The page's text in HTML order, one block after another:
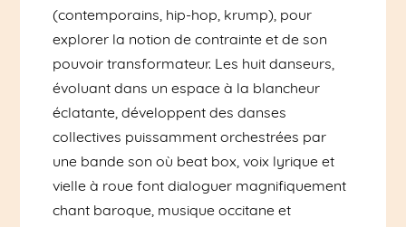
(contemporains, hip-hop, krump), pour
explorer la notion de contrainte et de son
pouvoir transformateur. Les huit danseurs,
évoluant dans un espace à la blancheur
éclatante, développent des danses
collectives puissamment orchestrées par
une bande son où beat box, voix lyrique et
vielle à roue font dialoguer magnifiquement
chant baroque, musique occitane et